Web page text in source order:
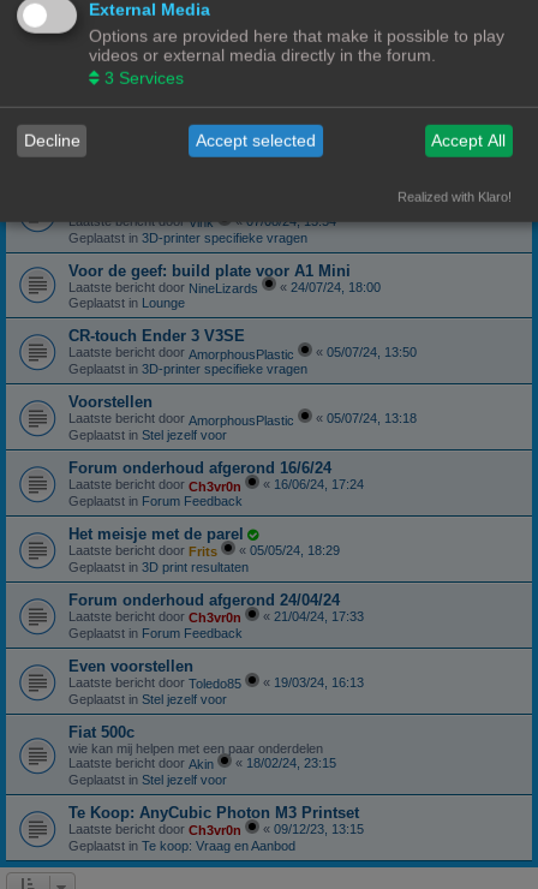
Laatste bericht doorJansC
Geplaatst in
Moeilijk filament (qua bed adhesie)
Laatste bericht door
ROG STRIX Scope DELUXE RGB Toetsenbord
Laatste bericht door Ch3vr0n « 12/08/24, 21:04
Geplaatst in
Te koop: Vraag en Aanbod
Laatste bericht doorVink «07/08/24, 15:54
Geplaatst in 3D-printer specifieke vragen
Voor de geef: build plate voor A1 Mini
Laatste bericht door NineLizards « 24/07/24, 18:00
Geplaatst in Lounge
CR-touch Ender 3 V3SE
Laatste bericht door AmorphousPlastic « 05/07/24, 13:50
Geplaatst in 3D-printer specifieke vragen
Voorstellen
Laatste bericht door AmorphousPlastic « 05/07/24, 13:18
Geplaatst in Stel jezelf voor
Forum onderhoud afgerond 16/6/24
Laatste bericht door Ch3vr0n « 16/06/24, 17:24
Geplaatst in Forum Feedback
Het meisje met de parel
Laatste bericht door Frits « 05/05/24, 18:29
Geplaatst in 3D print resultaten
Forum onderhoud afgerond 24/04/24
Laatste bericht door Ch3vr0n « 21/04/24, 17:33
Geplaatst in Forum Feedback
Even voorstellen
Laatste bericht door Toledo85 « 19/03/24, 16:13
Geplaatst in Stel jezelf voor
Fiat 500c
wie kan mij helpen met een paar onderdelen
Laatste bericht door Akin « 18/02/24, 23:15
Geplaatst in Stel jezelf voor
Te Koop: AnyCubic Photon M3 Printset
Laatste bericht door Ch3vr0n « 09/12/23, 13:15
Geplaatst in Te koop: Vraag en Aanbod
External Media
Options are provided here that make it possible to play
videos or external media directly in the forum.
3 Services
Decline Accept selected Accept All
Realized with Klaro!